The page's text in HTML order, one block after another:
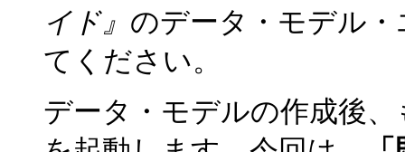
イド』 のデータ・モデル
てください。
データ・モデルの作成後